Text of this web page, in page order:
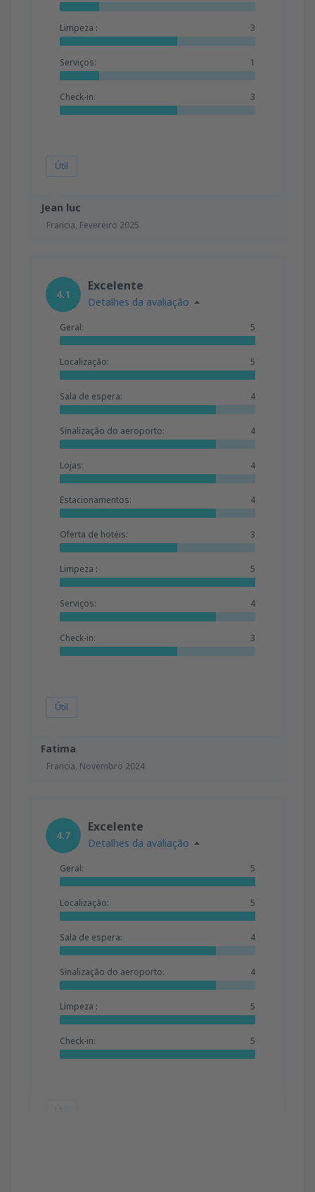
Jean luc
Francia, Fevereiro 2025
Limpeza : 3
Serviços: 1
Check-in: 3
Útil
Fatima
Francia, Novembro 2024
4.1
Excelente
Detalhes da avaliação
Geral: 5
Localização: 5
Sala de espera: 4
Sinalização do aeroporto: 4
Lojas: 4
Estacionamentos: 4
Oferta de hotéis: 3
Limpeza : 5
Serviços: 4
Check-in: 3
Útil
4.7
Excelente
Detalhes da avaliação
Geral: 5
Localização: 5
Sala de espera: 4
Sinalização do aeroporto: 4
Limpeza : 5
Check-in: 5